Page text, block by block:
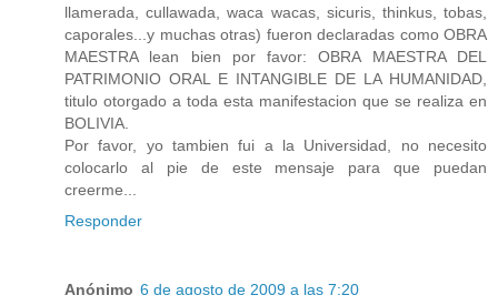
llamerada, cullawada, waca wacas, sicuris, thinkus, tobas,
caporales...y muchas otras) fueron declaradas como OBRA
MAESTRA lean bien por favor: OBRA MAESTRA DEL
PATRIMONIO ORAL E INTANGIBLE DE LA HUMANIDAD,
titulo otorgado a toda esta manifestacion que se realiza en
BOLIVIA.
Por favor, yo tambien fui a la Universidad, no necesito
colocarlo al pie de este mensaje para que puedan
creerme...
Responder
Anónimo 6 de agosto de 2009 a las 7:20